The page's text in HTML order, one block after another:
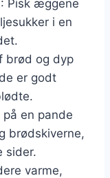
: Pisk æggene
i en
brød og dyp
er godt
en pande
brødskiverne,
sider.
varme,